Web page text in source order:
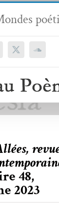
X
48,
2023